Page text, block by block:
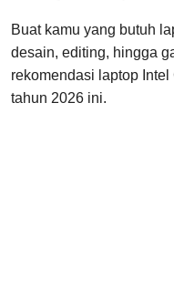
Buat kamu yang butuh
desain, editing, hingga
rekomendasi laptop
tahun 2026 ini.